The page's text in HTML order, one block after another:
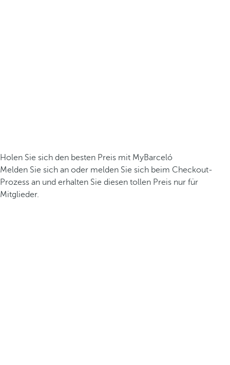
Holen Sie sich den besten Preis mit MyBarceló
Melden Sie sich an oder melden Sie sich beim Checkout-
Prozess an und erhalten Sie diesen tollen Preis nur für
Mitglieder.